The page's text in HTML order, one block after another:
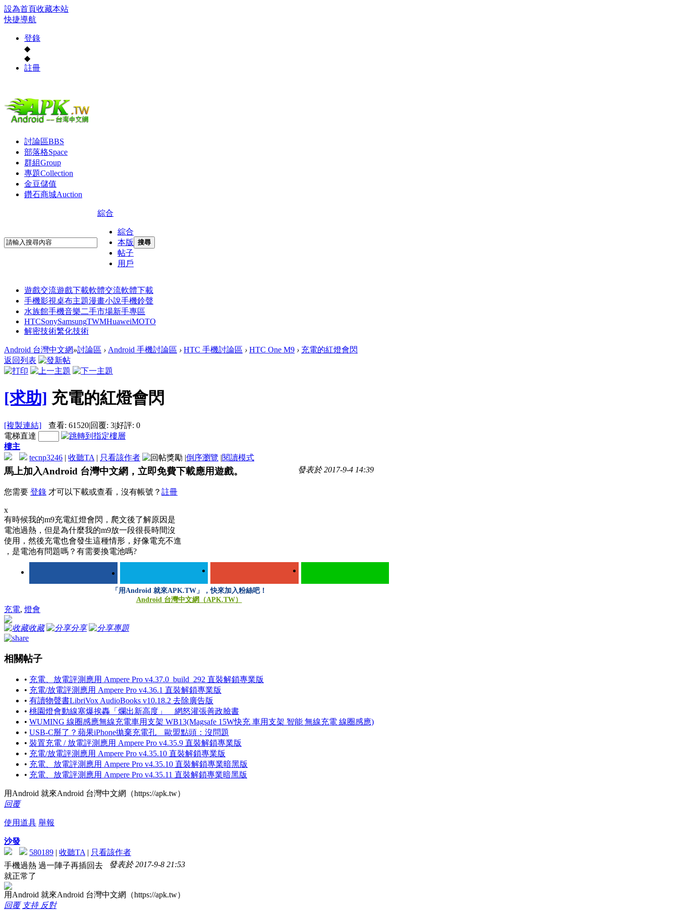
設為首頁收藏本站
快捷導航
登錄
◆
◆
註冊
討論區BBS
部落格Space
群組Group
專題Collection
金豆儲值
鑽石商城Auction
綜合
綜合
本版
帖子
用戶
搜尋
遊戲交流遊戲下載軟體交流軟體下載
手機影視桌布主題漫畫小說手機鈴聲
水族館手機音樂二手市場新手專區
HTCSonySamsungTWMHuaweiMOTO
解密技術繁化技術
Android 台灣中文網»討論區 › Android 手機討論區 › HTC 手機討論區 › HTC One M9 › 充電的紅燈會閃
返回列表
[求助] 充電的紅燈會閃
[複製連結] 查看: 61520|回覆: 3|好評: 0
電梯直達
樓主
tecnp3246 | 收聽TA | 只看該作者 |倒序瀏覽 |閱讀模式
發表於 2017-9-4 14:39
馬上加入Android 台灣中文網，立即免費下載應用遊戲。
您需要 登錄 才可以下載或查看，沒有帳號？ 註冊
x
有時候我的m9充電紅燈會閃，爬文後了解原因是
電池過熱，但是為什麼我的m9放一段很長時間沒
使用，然後充電也會發生這種情形，好像電充不進
，是電池有問題嗎？有需要換電池嗎?
「用Android 就來APK.TW」，快來加入粉絲吧！
Android 台灣中文網（APK.TW）
充電, 燈會
收藏 分享 專題
相關帖子
• 充電、放電評測應用 Ampere Pro v4.37.0_build_292 直裝解鎖專業版
• 充電/放電評測應用 Ampere Pro v4.36.1 直裝解鎖專業版
• 有讀物聲書LibriVox AudioBooks v10.18.2 去除廣告版
• 桃園燈會動線塞爆挨轟「爛出新高度」 網怒灌張善政臉書
• WUMING 線圈感應無線充電車用支架 WB13(Magsafe 15W快充 車用支架 智能 無線充電 線圈感應)
• USB-C掰了？蘋果iPhone拋棄充電孔 歐盟點頭：沒問題
• 裝置充電 / 放電評測應用 Ampere Pro v4.35.9 直裝解鎖專業版
• 充電/放電評測應用 Ampere Pro v4.35.10 直裝解鎖專業版
• 充電、放電評測應用 Ampere Pro v4.35.10 直裝解鎖專業暗黑版
• 充電、放電評測應用 Ampere Pro v4.35.11 直裝解鎖專業暗黑版
用Android 就來Android 台灣中文網（https://apk.tw）
回覆
使用道具 舉報
沙發
580189 | 收聽TA | 只看該作者
發表於 2017-9-8 21:53
手機過熱 過一陣子再插回去
就正常了
用Android 就來Android 台灣中文網（https://apk.tw）
回覆 支持 反對